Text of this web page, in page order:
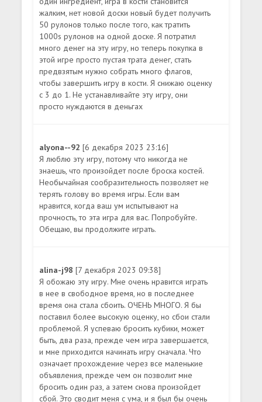
жалким, нет новой доски новый будет получить
50 рулонов только после того, как тратить
1000s рулонов на одной доске. Я потратил
много денег на эту игру, но теперь покупка в
этой игре просто пустая трата денег, стать
предвзятым нужно собрать много флагов,
чтобы завершить игру в кости. Я снижаю оценку
с 3 до 1. Не устанавливайте эту игру, они
просто нуждаются в деньгах
alyona--92[6 декабря 2023 23:16]
Я люблю эту игру, потому что никогда не
знаешь, что произойдет после броска костей.
Необычайная сообразительность позволяет не
терять голову во время игры. Если вам
нравится, когда ваш ум испытывают на
прочность, то эта игра для вас. Попробуйте.
Обещаю, вы продолжите играть.
alina-j98[7 декабря 2023 09:38]
Я обожаю эту игру. Мне очень нравится играть
в нее в свободное время, но в последнее
время она стала сбоить. ОЧЕНЬ МНОГО. Я бы
поставил более высокую оценку, но сбои стали
проблемой. Я успеваю бросить кубики, может
быть, два раза, прежде чем игра завершается,
и мне приходится начинать игру сначала. Что
означает прохождение через все маленькие
объявления, прежде чем он позволит мне
бросить один раз, а затем снова произойдет
сбой. Это сводит меня с ума, и я был бы очень